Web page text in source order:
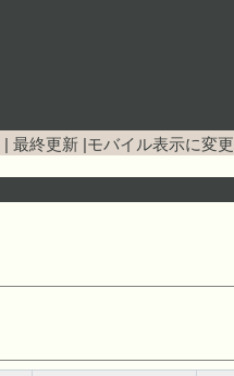
最終更新 モバイル表示に変更